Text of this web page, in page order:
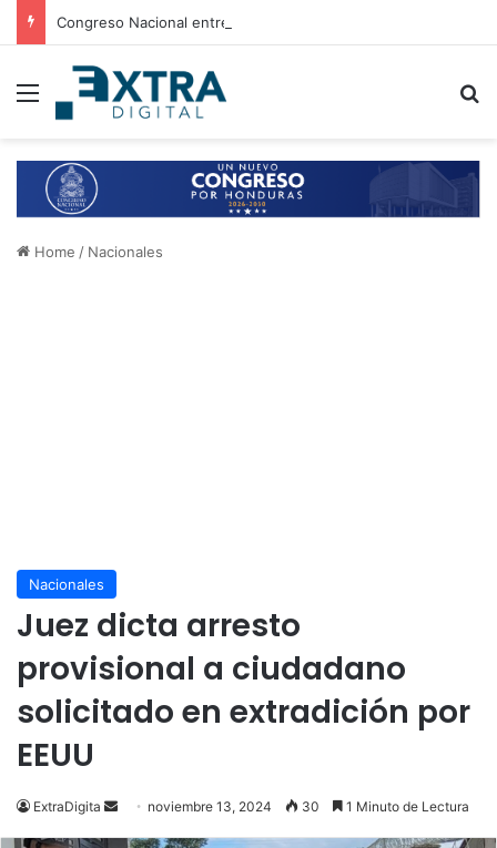
Menu
Home / Nacionales
Nacionales
Juez dicta arresto
provisional a ciudadano
solicitado en extradición por
EEUU
ExtraDigita
Send noviembre 13, 2024 30 1 Minuto de Lectura